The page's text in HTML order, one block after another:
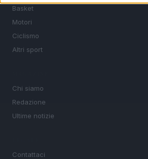
Basket
Motori
Ciclismo
Altri sport
Chi siamo
Redazione
Ultime notizie
Contattaci